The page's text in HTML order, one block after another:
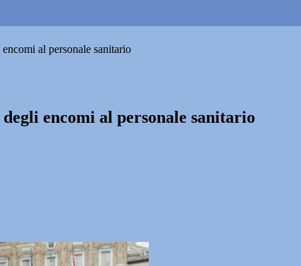
al personale sanitario
encomi al personale sanitario